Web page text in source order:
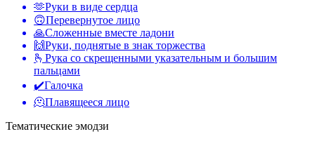
🫶Руки в виде сердца
🙃Перевернутое лицо
🙏Сложенные вместе ладони
🙌Руки, поднятые в знак торжества
🫰 Рука со скрещенными указательным и большим
пальцами
✔️Галочка
🫠Плавящееся лицо
Тематические эмодзи